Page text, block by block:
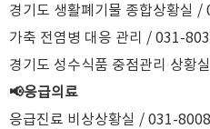
경기도 생활폐기물 종합상황실
가축 전염병 대응 관리 / 031-
경기도 성수식품 중점관리 상황
📢응급의료
응급진료 비상상황실 / 031-